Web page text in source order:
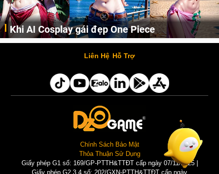
Khi AI Cosplay gái đẹp One Piece
Những cô nàng nóng bỏng Boa Hancock, Nico Robin, Nami, Yamato hay Perona được AI vẽ lại dưới hình thức Cosplay cực kỳ chuẩn chỉnh.
Liên Hệ Hỗ Trợ
Chính Sách Bảo Mật
Thỏa Thuận Sử Dụng
Giấy phép G1 số: 169/GP-PTTH&TTĐT cấp ngày 07/11/2025 |
Giấy phép G2,3,4 số: 202/GXN-PTTH&TTĐT cấp ngày